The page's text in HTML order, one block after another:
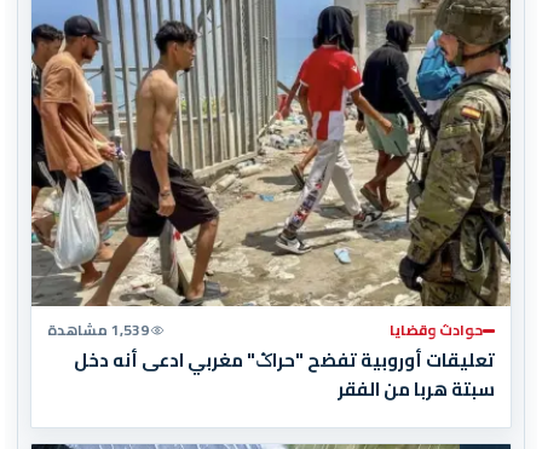
حوادث وقضايا 1,539 مشاهدة
تعليقات أوروبية تفضح "حراݣ" مغربي ادعى أنه دخل
سبتة هربا من الفقر